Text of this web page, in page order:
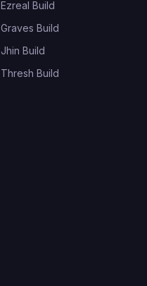
Ezreal Build
Graves Build
Jhin Build
Thresh Build